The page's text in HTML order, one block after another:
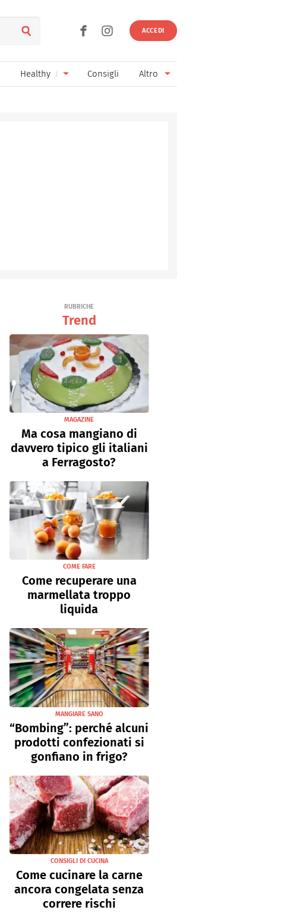
ACCEDI
Healthy Consigli Altro
RUBRICHE
Trend
MAGAZINE
Ma cosa mangiano di
davvero tipico gli italiani
a Ferragosto?
COME FARE
Come recuperare una
marmellata troppo
liquida
MANGIARE SANO
“Bombing”: perché alcuni
prodotti confezionati si
gonfiano in frigo?
CONSIGLI DI CUCINA
Come cucinare la carne
ancora congelata senza
correre rischi